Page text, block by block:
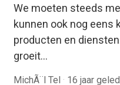
We moeten steeds
kunnen ook nog eens
producten en
groeit…
MichÃ¨l Tel · 16 jaar